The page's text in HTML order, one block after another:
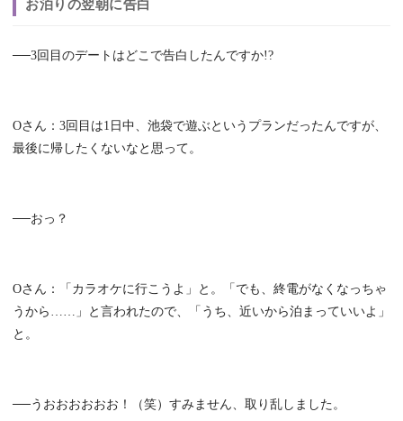
お泊りの翌朝に告白
──3回目のデートはどこで告白したんですか!?
Oさん：3回目は1日中、池袋で遊ぶというプランだったんですが、
最後に帰したくないなと思って。
──おっ？
Oさん：「カラオケに行こうよ」と。「でも、終電がなくなっちゃ
うから……」と言われたので、「うち、近いから泊まっていいよ」
と。
──うおおおおおお！（笑）すみません、取り乱しました。